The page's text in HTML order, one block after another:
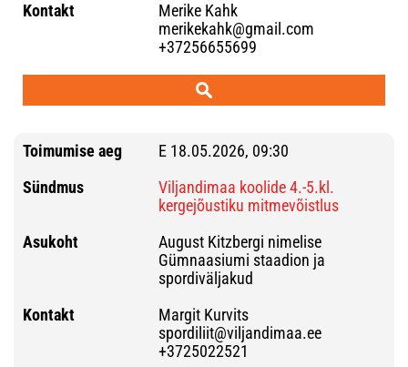
Merike Kahk
merikekahk@gmail.com
+37256655699
E 18.05.2026, 09:30
Viljandimaa koolide 4.-5.kl.
kergejõustiku mitmevõistlus
August Kitzbergi nimelise
Gümnaasiumi staadion ja
spordiväljakud
Margit Kurvits
spordiliit@viljandimaa.ee
+3725022521